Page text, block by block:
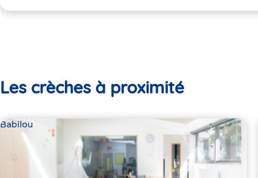
Les crèches à proximité
Babilou